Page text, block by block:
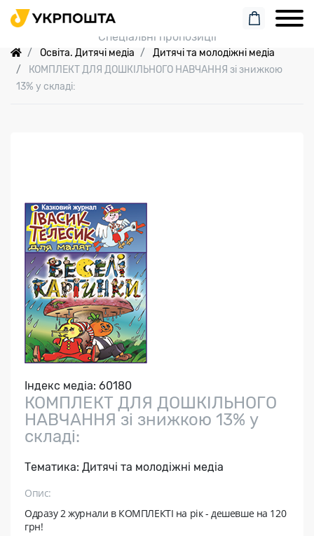
Пошук замовлення
Спеціальні пропозиції
Освіта. Дитячі медіа
Дитячі та молодіжні медіа
КОМПЛЕКТ ДЛЯ ДОШКІЛЬНОГО НАВЧАННЯ зі знижкою
13% у складі:
Індекс медіа: 60180
КОМПЛЕКТ ДЛЯ ДОШКІЛЬНОГО
НАВЧАННЯ зі знижкою 13% у
складі:
Тематика: Дитячі та молодіжні медіа
Опис:
Одразу 2 журнали в КОМПЛЕКТІ на рік - дешевше на 120
грн!